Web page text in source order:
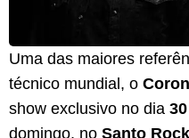
Uma das maiores
técnico mundial, o
show exclusivo no dia
domingo, no Santo